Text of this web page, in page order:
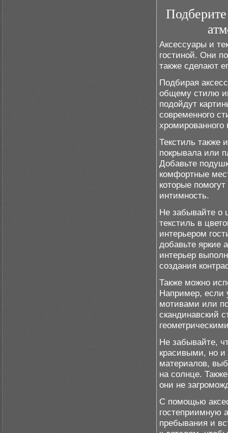
Аксессуары и
гостиной. Они
также сделают
Подбирая
общему стилю
подойдут
современного
Текстиль также
покрывала или
Добавьте
комфортные
которые
интимность.
Не забывайте о
текстиль в
интерьером
добавьте яркие
интерьер
создания
Также можно
Например, если
мотивами или
скандинавский
Не забывайте,
красивыми, но
материалов,
на солнце.
они не
С помощью
гостеприимную
пребывания и